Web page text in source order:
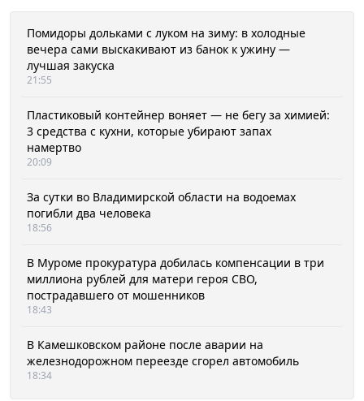
Помидоры дольками с луком на зиму: в холодные
вечера сами выскакивают из банок к ужину —
лучшая закуска
21:55
Пластиковый контейнер воняет — не бегу за химией:
3 средства с кухни, которые убирают запах
намертво
20:09
За сутки во Владимирской области на водоемах
погибли два человека
18:56
В Муроме прокуратура добилась компенсации в три
миллиона рублей для матери героя СВО,
пострадавшего от мошенников
18:43
В Камешковском районе после аварии на
железнодорожном переезде сгорел автомобиль
18:34